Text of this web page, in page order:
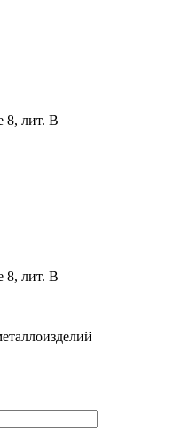
8, лит. В
8, лит. В